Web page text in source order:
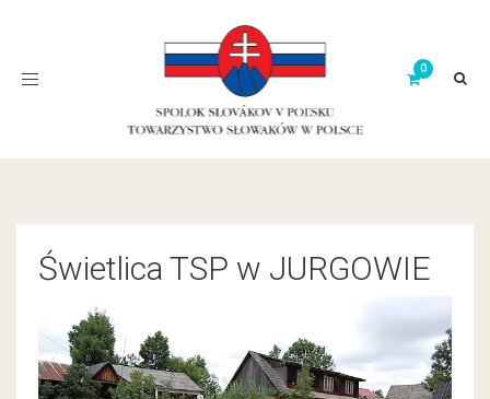
Toggle
Świetlica TSP w JURGOWIE